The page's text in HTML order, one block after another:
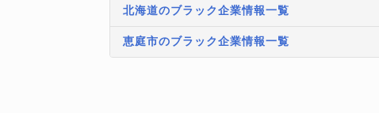
北海道のブラック企業情報一覧
恵庭市のブラック企業情報一覧